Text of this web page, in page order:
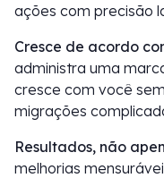
ações com precisão
Cresce de acordo
administra uma
cresce com você
migrações
Resultados, não
melhorias